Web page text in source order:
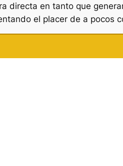
directa en tanto que
el placer de a pocos